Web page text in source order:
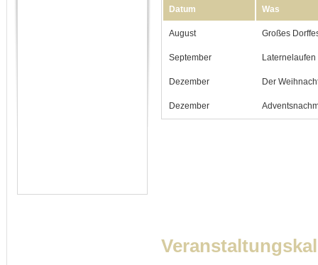
Datum Was
August Großes
September Laternelaufen
Dezember Der
Dezember